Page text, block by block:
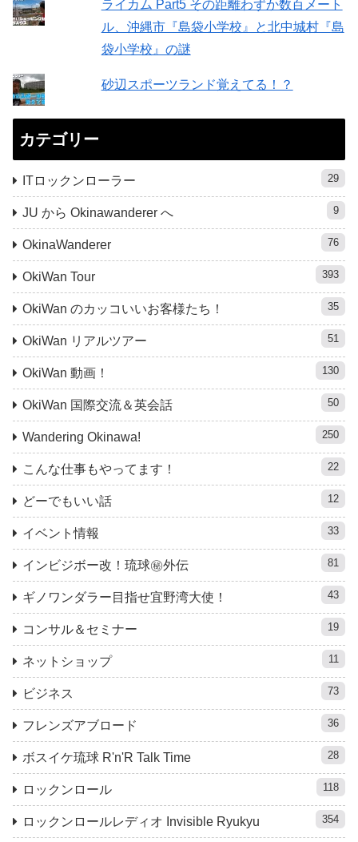
ライカム Part5 その距離わずか数百メート
ル、沖縄市『島袋小学校』と北中城村『島
袋小学校』の謎
砂辺スポーツランド覚えてる！？
カテゴリー
ITロックンローラー 29
JU から Okinawanderer へ 9
OkinaWanderer 76
OkiWan Tour 393
OkiWan のカッコいいお客様たち！ 35
OkiWan リアルツアー 51
OkiWan 動画！ 130
OkiWan 国際交流＆英会話 50
Wandering Okinawa! 250
こんな仕事もやってます！ 22
どーでもいい話 12
イベント情報 33
インビジボー改！琉球㊙︎外伝 81
ギノワンダラー目指せ宜野湾大使！ 43
コンサル＆セミナー 19
ネットショップ 11
ビジネス 73
フレンズアブロード 36
ボスイケ琉球 R'n'R Talk Time 28
ロックンロール 118
ロックンロールレディオ Invisible Ryukyu 354